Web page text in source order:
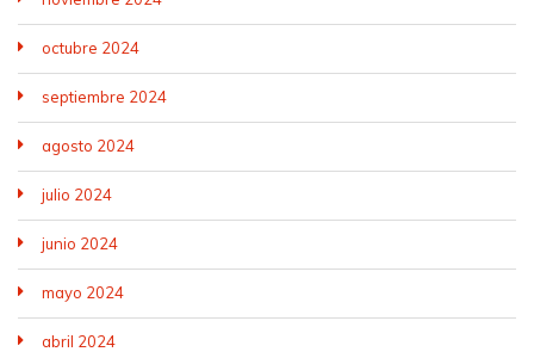
octubre 2024
septiembre 2024
agosto 2024
julio 2024
junio 2024
mayo 2024
abril 2024